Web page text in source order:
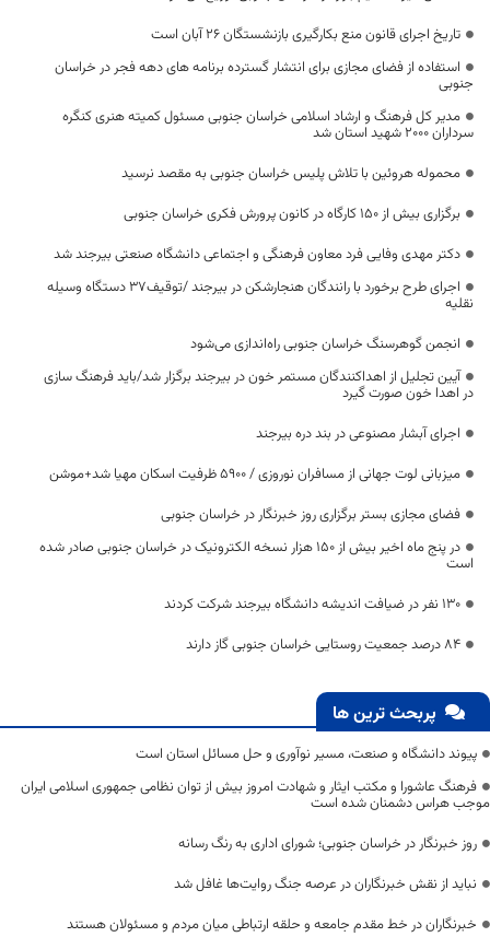
تاریخ اجرای قانون منع بکارگیری بازنشستگان ۲۶ آبان است
استفاده از فضای مجازی برای انتشار گسترده برنامه های دهه فجر در خراسان
جنوبی
مدیر کل فرهنگ و ارشاد اسلامی خراسان جنوبی مسئول کمیته هنری کنگره
سرداران 2000 شهید استان شد
محموله هروئین با تلاش پلیس خراسان جنوبی به مقصد نرسید
برگزاری بیش از 150 کارگاه در کانون پرورش فکری خراسان جنوبی
دکتر مهدی وفایی فرد معاون فرهنگی و اجتماعی دانشگاه صنعتی بیرجند شد
اجرای طرح برخورد با رانندگان هنجارشکن در بیرجند /توقیف۳۷ دستگاه وسیله
نقلیه
انجمن گوهرسنگ خراسان جنوبی راه‌اندازی می‌شود
آیین تجلیل از اهداکنندگان مستمر خون در بیرجند برگزار شد/باید فرهنگ سازی
در اهدا خون صورت گیرد
اجرای آبشار مصنوعی در بند دره بیرجند
میزبانی لوت جهانی از مسافران نوروزی / ۵۹۰۰ ظرفیت اسکان مهیا شد+موشن
فضای مجازی بستر برگزاری روز خبرنگار در خراسان جنوبی
در پنج ماه اخیر بیش از ۱۵۰ هزار نسخه الکترونیک در خراسان جنوبی صادر شده
است
۱۳۰ نفر در ضیافت اندیشه دانشگاه بیرجند شرکت کردند
۸۴ درصد جمعیت روستایی خراسان جنوبی گاز دارند
پربحث ترین ها
پیوند دانشگاه و صنعت، مسیر نوآوری و حل مسائل استان است
فرهنگ عاشورا و مکتب ایثار و شهادت امروز بیش از توان نظامی جمهوری اسلامی ایران
موجب هراس دشمنان شده است
روز خبرنگار در خراسان جنوبی؛ شورای اداری به رنگ رسانه
نباید از نقش خبرنگاران در عرصه جنگ روایت‌ها غافل شد
خبرنگاران در خط مقدم جامعه و حلقه ارتباطی میان مردم و مسئولان هستند